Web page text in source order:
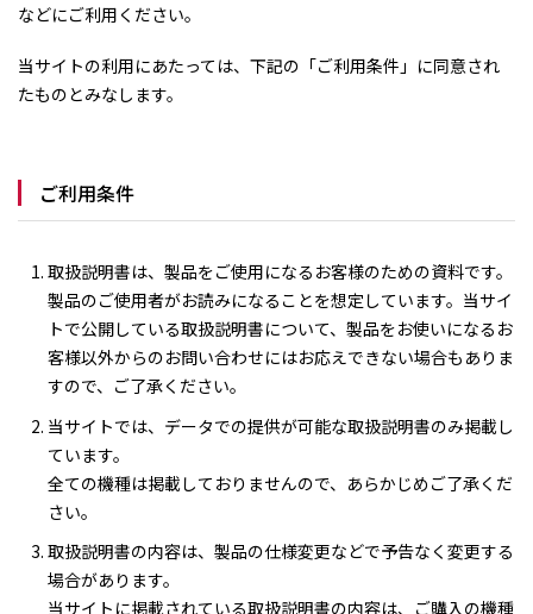
などにご利用ください。
当サイトの利用にあたっては、下記の「ご利用条件」に同意され
たものとみなします。
ご利用条件
取扱説明書は、製品をご使用になるお客様のための資料です。
製品のご使用者がお読みになることを想定しています。当サイ
トで公開している取扱説明書について、製品をお使いになるお
客様以外からのお問い合わせにはお応えできない場合もありま
すので、ご了承ください。
当サイトでは、データでの提供が可能な取扱説明書のみ掲載し
ています。
全ての機種は掲載しておりませんので、あらかじめご了承くだ
さい。
取扱説明書の内容は、製品の仕様変更などで予告なく変更する
場合があります。
当サイトに掲載されている取扱説明書の内容は、ご購入の機種